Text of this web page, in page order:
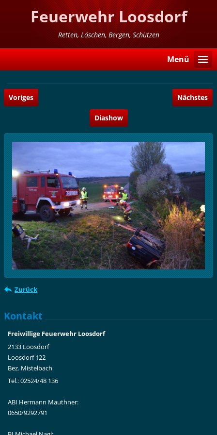
Feuerwehr Loosdorf
Retten, Löschen, Bergen, Schützen
Menü
Voriges Nächstes
Diashow
Zurück
Kontakt
Freiwillige Feuerwehr Loosdorf
2133 Loosdorf
Loosdorf 122
Bez. Mistelbach
Tel.: 02524/48 136
ABI Hermann Mauthner:
0650/9292791